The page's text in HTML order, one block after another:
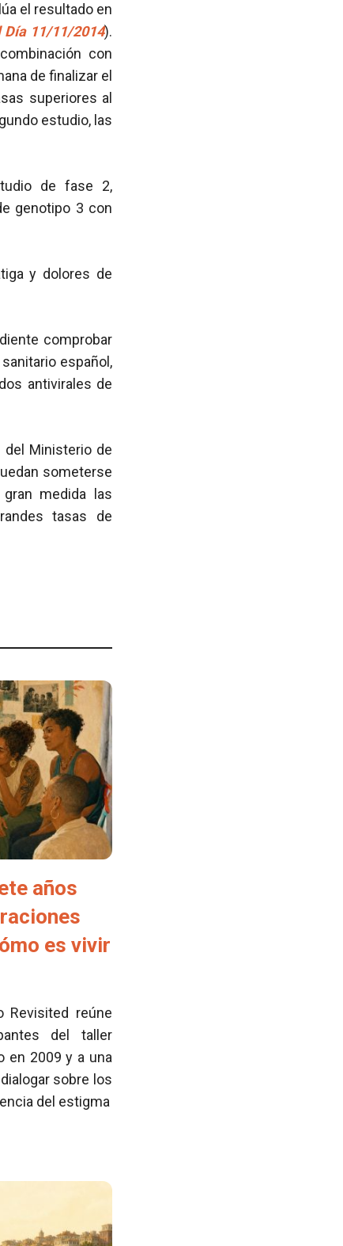
el resultado en
Día 11/11/2014).
con
de finalizar el
superiores al
estudio, las
de fase 2,
genotipo 3 con
y dolores de
comprobar
español,
antivirales de
Ministerio de
someterse
medida las
tasas de
años
es vivir
Revisited reúne
del taller
en 2009 y a una
sobre los
del estigma